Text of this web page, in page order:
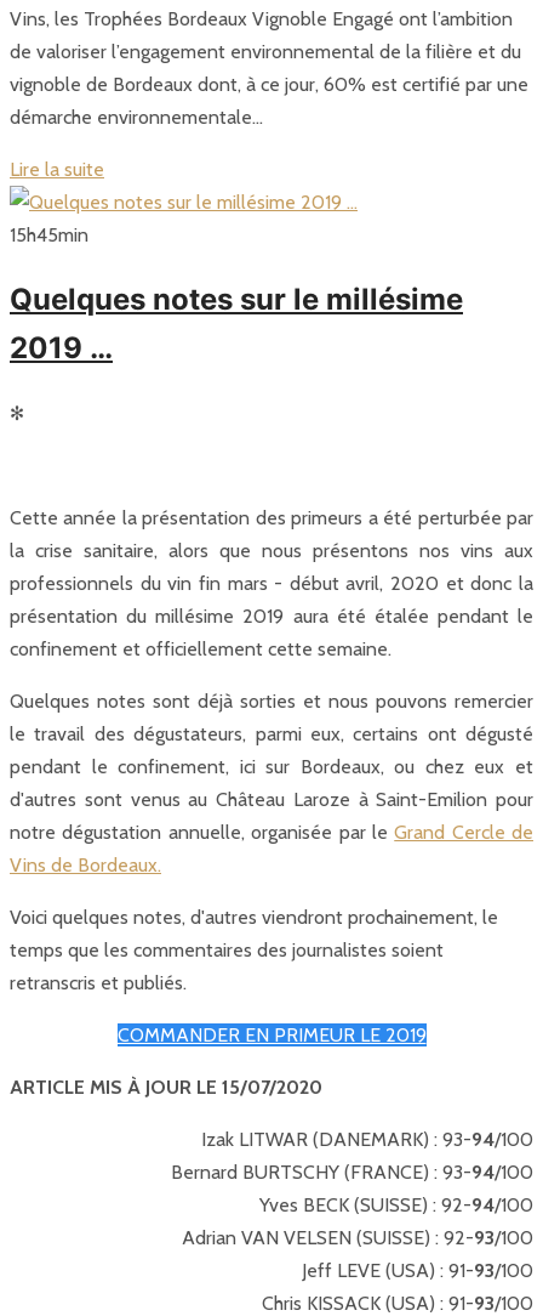
Vins, les Trophées Bordeaux Vignoble Engagé ont l’ambition
de valoriser l’engagement environnemental de la filière et du
vignoble de Bordeaux dont, à ce jour, 60% est certifié par une
démarche environnementale…
Lire la suite
15h45min
Quelques notes sur le millésime
2019 …
✻
Cette année la présentation des primeurs a été perturbée par
la crise sanitaire, alors que nous présentons nos vins aux
professionnels du vin fin mars - début avril, 2020 et donc la
présentation du millésime 2019 aura été étalée pendant le
confinement et officiellement cette semaine.
Quelques notes sont déjà sorties et nous pouvons remercier
le travail des dégustateurs, parmi eux, certains ont dégusté
pendant le confinement, ici sur Bordeaux, ou chez eux et
d'autres sont venus au Château Laroze à Saint-Emilion pour
notre dégustation annuelle, organisée par leGrand Cercle de
Vins de Bordeaux.
Voici quelques notes, d'autres viendront prochainement, le
temps que les commentaires des journalistes soient
retranscris et publiés.
COMMANDER EN PRIMEUR LE 2019
ARTICLE MIS À JOUR LE 15/07/2020
Izak LITWAR (DANEMARK) : 93-94/100
Bernard BURTSCHY (FRANCE) : 93-94/100
Yves BECK (SUISSE) : 92-94/100
Adrian VAN VELSEN (SUISSE) : 92-93/100
Jeff LEVE (USA) : 91-93/100
Chris KISSACK (USA) : 91-93/100